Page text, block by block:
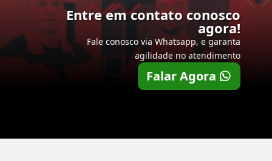
Entre em contato conosco
agora!
Fale conosco via Whatsapp, e garanta
agilidade no atendimento
Falar Agora